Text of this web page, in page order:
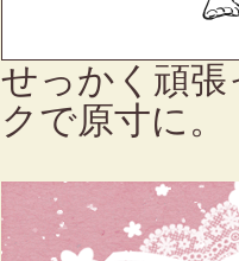
せっかく頑
クで原寸に。